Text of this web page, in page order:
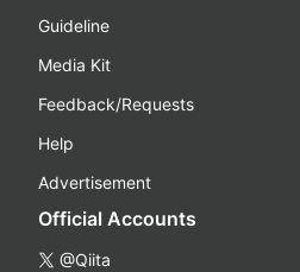
Guideline
Media Kit
Feedback/Requests
Help
Advertisement
Official Accounts
@Qiita